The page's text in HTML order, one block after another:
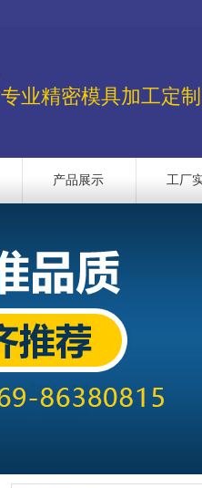
专业精密模具加工定制
产品展示 工厂